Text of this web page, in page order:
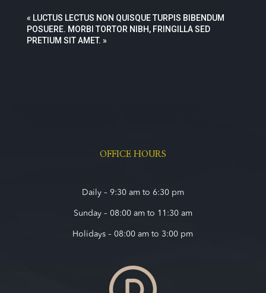
« LUCTUS LECTUS NON QUISQUE TURPIS BIBENDUM
POSUERE. MORBI TORTOR NIBH, FRINGILLA SED
PRETIUM SIT AMET. »
OFFICE HOURS
Daily – 9:30 am to 6:30 pm
Sunday – 08:00 am to 11:30 am
Holidays – 08:00 am to 3:00 pm